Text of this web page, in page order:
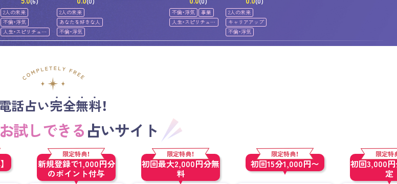
2人の未来
不倫・浮気
人生・スピリチュア
ル
2人の未来
あなたを好きな人
不倫・浮気
不倫・浮気
事業
人生・スピリチュア
ル
2人の未来
キャリアアップ
不倫・浮気
話占い完全無料！
試しできる占いサイト
限定特典！
新規登録で1,000円分
のポイント付与
限定特典！
初回最大2,000円分無
料
限定特典！
初回15分1,000円〜
限定特
初回3,000
定